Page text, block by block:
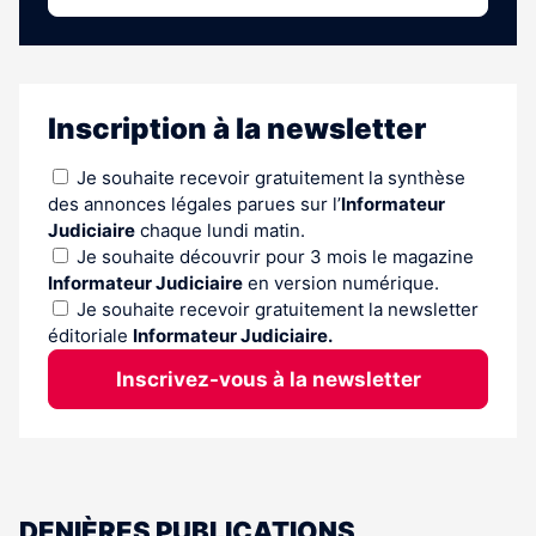
Inscription à la newsletter
Je souhaite recevoir gratuitement la synthèse
des annonces légales parues sur l’Informateur
Judiciaire chaque lundi matin.
Je souhaite découvrir pour 3 mois le magazine
Informateur Judiciaire en version numérique.
Je souhaite recevoir gratuitement la newsletter
éditoriale Informateur Judiciaire.
Inscrivez-vous à la newsletter